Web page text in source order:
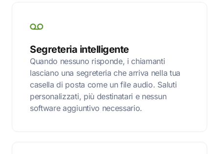
Segreteria intelligente
Quando nessuno risponde, i chiamanti
lasciano una segreteria che arriva nella tua
casella di posta come un file audio. Saluti
personalizzati, più destinatari e nessun
software aggiuntivo necessario.